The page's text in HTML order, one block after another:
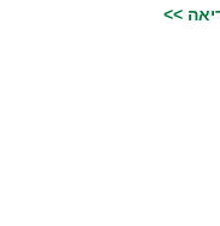
>>